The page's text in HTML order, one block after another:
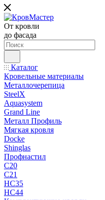
От кровли
до фасада
Каталог
Кровельные материалы
Металлочерепица
SteelX
Aquasystem
Grand Line
Металл Профиль
Мягкая кровля
Docke
Shinglas
Профнастил
C20
C21
НС35
НС44